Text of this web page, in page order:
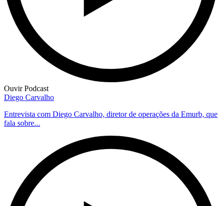
Ouvir Podcast
Diego Carvalho
Entrevista com Diego Carvalho, diretor de operações da Emurb, que
fala sobre...